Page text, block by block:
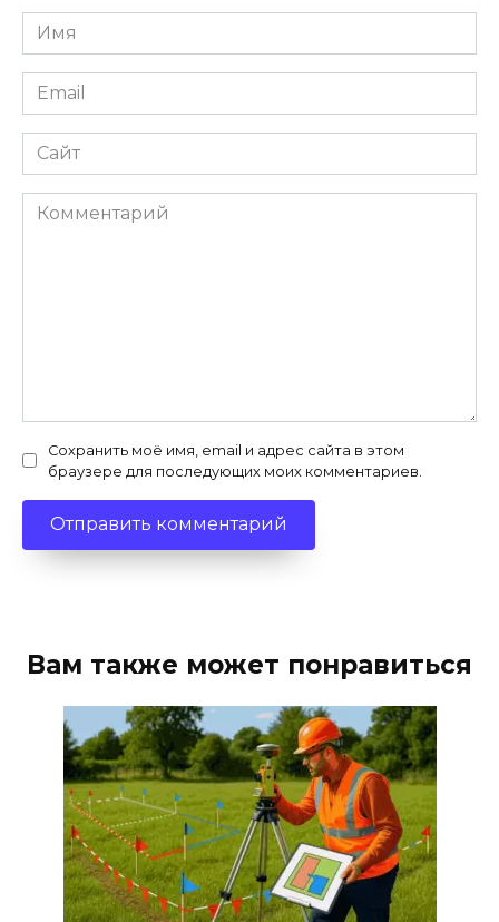
Имя
*
Email
*
Сайт
Комментарий
Сохранить моё имя, email и адрес сайта в этом
браузере для последующих моих комментариев.
Вам также может понравиться